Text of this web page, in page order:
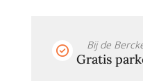
Bij de
Gratis